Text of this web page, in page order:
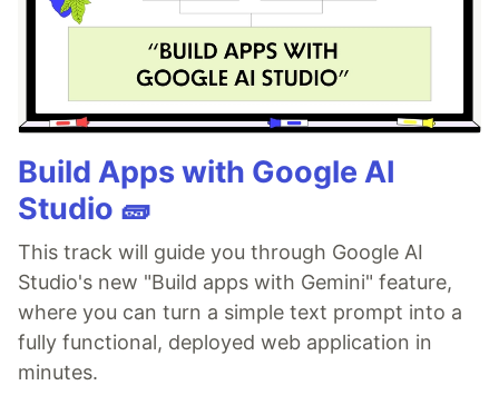
Build Apps with Google AI
Studio 🧱
This track will guide you through Google AI
Studio's new "Build apps with Gemini" feature,
where you can turn a simple text prompt into a
fully functional, deployed web application in
minutes.